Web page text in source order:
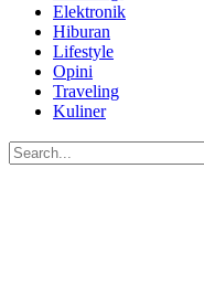
Elektronik
Hiburan
Lifestyle
Opini
Traveling
Kuliner